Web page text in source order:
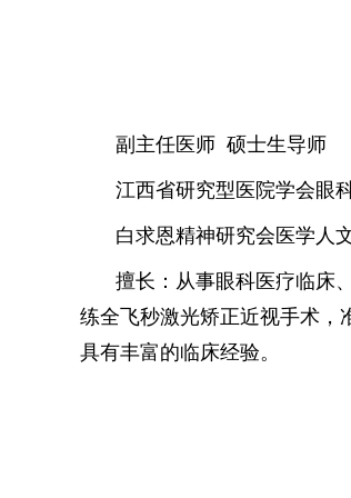
副主任医师 硕士生导师
江西省研究型医院学会眼
白求恩精神研究会医学人
擅长：从事眼科医疗临床
练全飞秒激光矫正近视手术，
具有丰富的临床经验。